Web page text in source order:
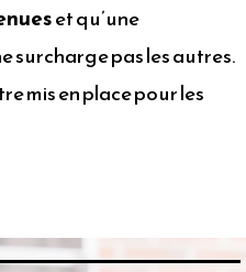
et qu’une
pas les autres.
mis en place pour les